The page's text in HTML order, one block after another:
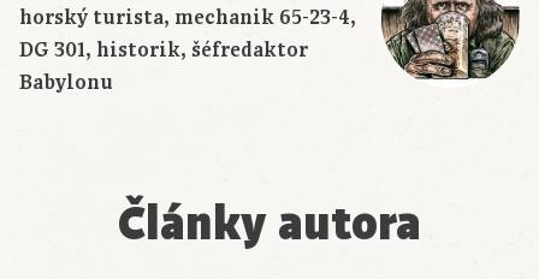
horský turista, mechanik 65-23-4,
DG 301, historik, šéfredaktor
Babylonu
Články autora